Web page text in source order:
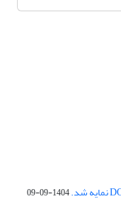
1404-09-09